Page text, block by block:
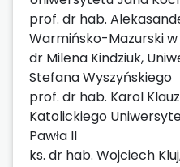
prof. dr hab.
Warmińsko-Mazurski
dr Milena Kindziuk,
Stefana Wyszyńskiego
prof. dr hab. Karol
Katolickiego
Pawła II
ks. dr hab. Wojciech